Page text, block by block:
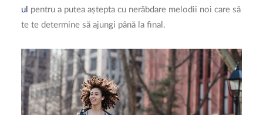
ul pentru a putea aștepta cu nerăbdare melodii noi care să
te te determine să ajungi până la final.